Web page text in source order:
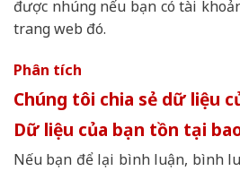
được nhúng nếu bạn có tài
trang web đó.
Phân tích
Chúng tôi chia sẻ dữ liệu
Dữ liệu của bạn tồn tại
Nếu bạn để lại bình luận, bình